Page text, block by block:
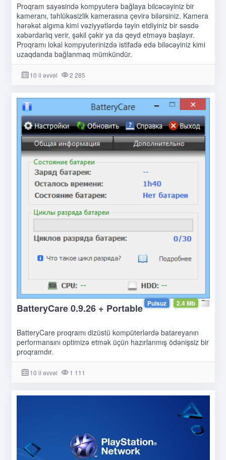
Proqram sayəsində kompyuterə bağlaya bilcəcəyiniz bir
kameranı, təhlükəsizlik kamerasına çevirə bilərsiniz. Kamera
hərəkət algıma kimi vəziyyətlərdə təyin etdiyiniz bir səsdə
xəbərdarlıq verir, şəkil çəkir ya da qeyd etməyə başlayır.
Proqramı lokal kompyuterinizdə istifadə edə biləcəyiniz kimi
uzaqdanda bağlanmaq mümkündür.
10 il əvvəl 2 285
2.4 Mb
Pulsuz
BatteryCare 0.9.26 + Portable
BatteryCare proqramı dizüstü kompüterlərdə batareyanın
performansını optimizə etmək üçün hazırlanmış ödənişsiz bir
proqramdır.
10 il əvvəl 1 111